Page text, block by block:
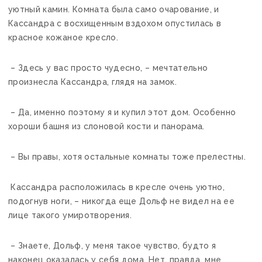
уютный камин. Комната была само очарование, и
Кассандра с восхищенным вздохом опустилась в
красное кожаное кресло.
– Здесь у вас просто чудесно, – мечтательно
произнесла Кассандра, глядя на замок.
– Да, именно поэтому я и купил этот дом. Особенно
хороши башня из слоновой кости и панорама.
– Вы правы, хотя остальные комнаты тоже прелестны.
Кассандра расположилась в кресле очень уютно,
подогнув ноги, – никогда еще Дольф не видел на ее
лице такого умиротворения.
– Знаете, Дольф, у меня такое чувство, будто я
наконец оказалась у себя дома. Нет, правда, мне